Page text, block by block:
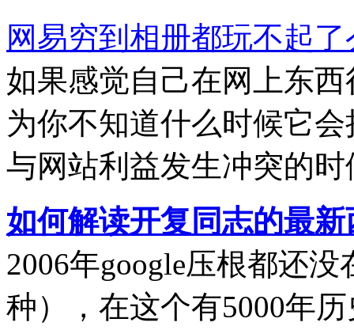
网易穷到相册都玩不起了
如果感觉自己在网上东
为你不知道什么时候它
与网站利益发生冲突的
如何解读开复同志的最
2006年google压根都还
种），在这个有5000年